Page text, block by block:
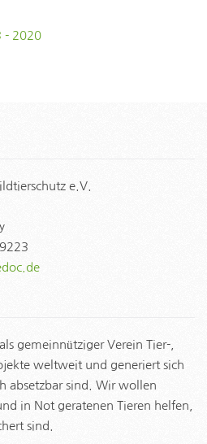
- 2020
e.V.
gemeinnütziger Verein Tier-,
weltweit und generiert sich
absetzbar sind. Wir wollen
in Not geratenen Tieren helfen,
sind.